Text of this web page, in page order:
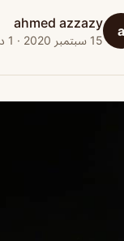
a
ahmed azzazy
15 سبتمبر 2020 · 1 دقائق قراءة